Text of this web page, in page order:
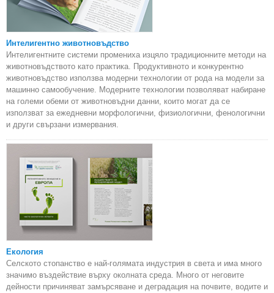
Интелигентно животновъдство
Интелигентните системи промениха изцяло традиционните методи на
животновъдството като практика. Продуктивното и конкурентно
животновъдство използва модерни технологии от рода на модели за
машинно самообучение. Модерните технологии позволяват набиране
на големи обеми от животновъдни данни, които могат да се
използват за ежедневни морфологични, физиологични, фенологични
и други свързани измервания.
Екология
Селското стопанство е най-голямата индустрия в света и има много
значимо въздействие върху околната среда. Много от неговите
дейности причиняват замърсяване и деградация на почвите, водите и